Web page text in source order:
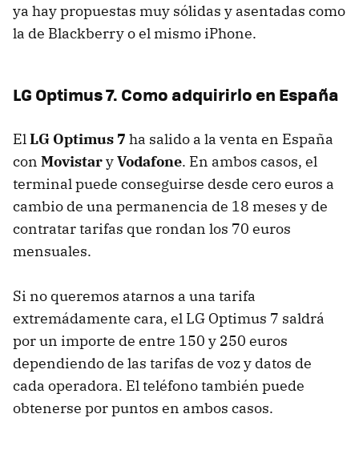
ya hay propuestas muy sólidas y asentadas como
la de Blackberry o el mismo iPhone.
LG Optimus 7. Como adquirirlo en España
ElLG Optimus 7 ha salido a la venta en España
con MovistaryVodafone. En ambos casos, el
terminal puede conseguirse desde cero euros a
cambio de una permanencia de 18 meses y de
contratar tarifas que rondan los 70 euros
mensuales.
Si no queremos atarnos a una tarifa
extremádamente cara, el LG Optimus 7 saldrá
por un importe de entre 150 y 250 euros
dependiendo de las tarifas de voz y datos de
cada operadora. El teléfono también puede
obtenerse por puntos en ambos casos.